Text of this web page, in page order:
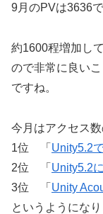
9月のPVは3636で
約1600程増加し
ので非常に良い
ですね。
今月はアクセス
1位 「 Unity5.2
2位 「 Unity5.2
3位 「 Unity
というようになり